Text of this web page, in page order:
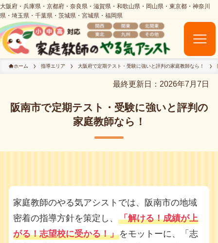
ホーム 指導エリア 大阪府で定期テスト・受験に強いと評判の家庭教師なら！
最終更新日：2026年7月7日
阪南市で定期テスト・受験に強いと評判の
家庭教師なら！
家庭教師のやる気アシストでは、阪南市の地域
密着の指導方針を策定し、 「解ける！成績が上
がる！志望校に受かる！」をモットーに、「志